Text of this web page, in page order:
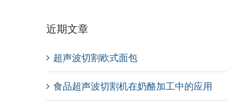
近期文章
超声波切割欧式面包
食品超声波切割机在奶酪加工中的应用